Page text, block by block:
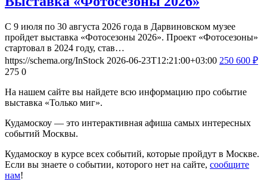
С 9 июля по 30 августа 2026 года в Дарвиновском музее
пройдет выставка «Фотосезоны 2026». Проект «Фотосезоны»
стартовал в 2024 году, став…
https://schema.org/InStock 2026-06-23T12:21:00+03:00 250 600 ₽
275 0
На нашем сайте вы найдете всю информацию про событие
выставка «Только миг».
Кудамоскоу — это интерактивная афиша самых интересных
событий Москвы.
Кудамоскоу в курсе всех событий, которые пройдут в Москве.
Если вы знаете о событии, которого нет на сайте, сообщите
нам!